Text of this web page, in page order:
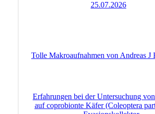
25.07.2026
Tolle Makroaufnahmen von Andreas J
Erfahrungen bei der Untersuchung
auf coprobionte Käfer (Coleoptera